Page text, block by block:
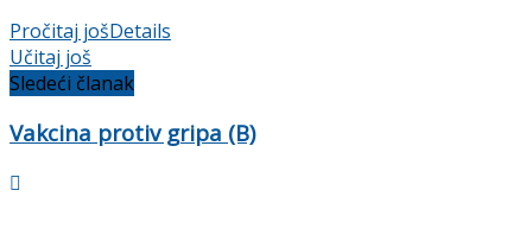
Pročitaj jošDetails
Učitaj još
Sledeći članak
Vakcina protiv gripa (B)